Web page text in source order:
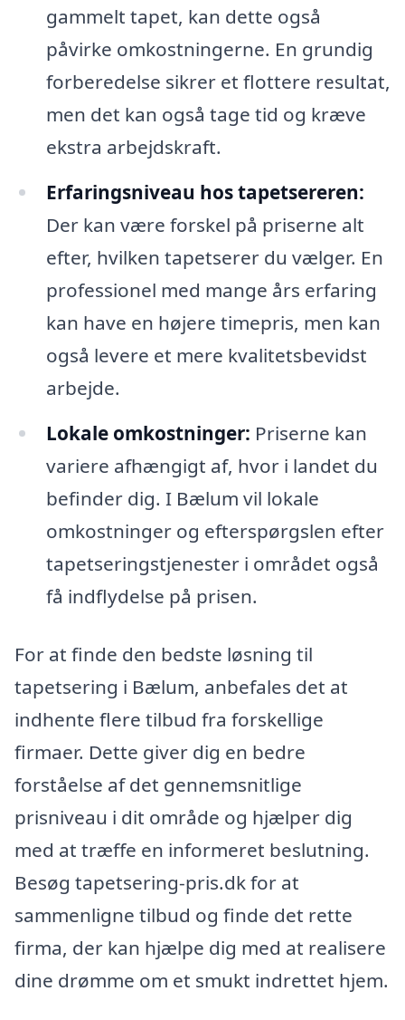
gammelt tapet, kan dette også
påvirke omkostningerne. En grundig
forberedelse sikrer et flottere resultat,
men det kan også tage tid og kræve
ekstra arbejdskraft.
Erfaringsniveau hos tapetsereren:
Der kan være forskel på priserne alt
efter, hvilken tapetserer du vælger. En
professionel med mange års erfaring
kan have en højere timepris, men kan
også levere et mere kvalitetsbevidst
arbejde.
Lokale omkostninger: Priserne kan
variere afhængigt af, hvor i landet du
befinder dig. I Bælum vil lokale
omkostninger og efterspørgslen efter
tapetseringstjenester i området også
få indflydelse på prisen.
For at finde den bedste løsning til
tapetsering i Bælum, anbefales det at
indhente flere tilbud fra forskellige
firmaer. Dette giver dig en bedre
forståelse af det gennemsnitlige
prisniveau i dit område og hjælper dig
med at træffe en informeret beslutning.
Besøg tapetsering-pris.dk for at
sammenligne tilbud og finde det rette
firma, der kan hjælpe dig med at realisere
dine drømme om et smukt indrettet hjem.